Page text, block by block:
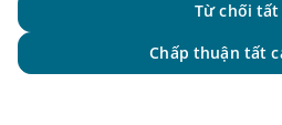
Từ chối tất
Chấp thuận tất